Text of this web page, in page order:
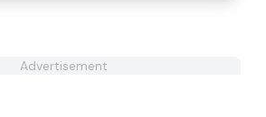
Advertisement